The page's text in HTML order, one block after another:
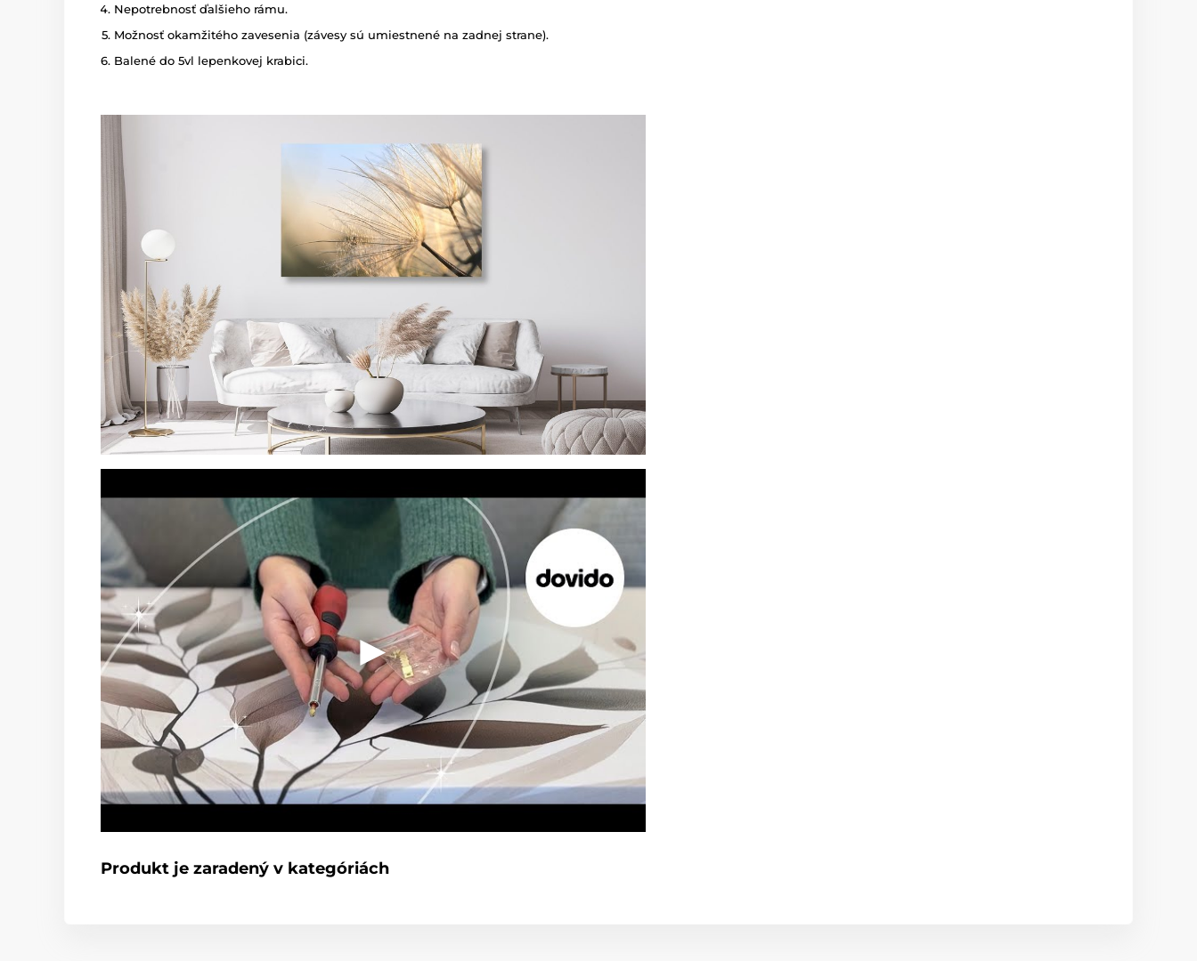
Nepotrebnosť ďalšieho rámu.
Možnosť okamžitého zavesenia (závesy sú umiestnené na zadnej strane).
Balené do 5vl lepenkovej krabici.
Produkt je zaradený v kategóriách